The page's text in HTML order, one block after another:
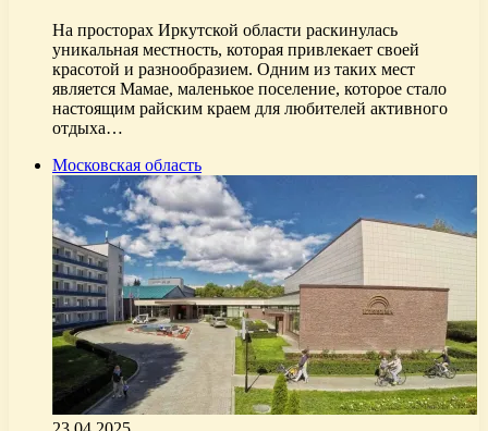
На просторах Иркутской области раскинулась
уникальная местность, которая привлекает своей
красотой и разнообразием. Одним из таких мест
является Мамае, маленькое поселение, которое стало
настоящим райским краем для любителей активного
отдыха…
Московская область